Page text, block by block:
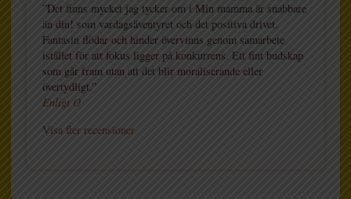
”Det finns mycket jag tycker om i Min mamma är snabbare
än din! som vardagsäventyret och det positiva drivet.
Fantasin flödar och hinder övervinns genom samarbete
istället för att fokus ligger på konkurrens. Ett fint budskap
som går fram utan att det blir moraliserande eller
övertydligt.”
Enligt O
Visa fler recensioner